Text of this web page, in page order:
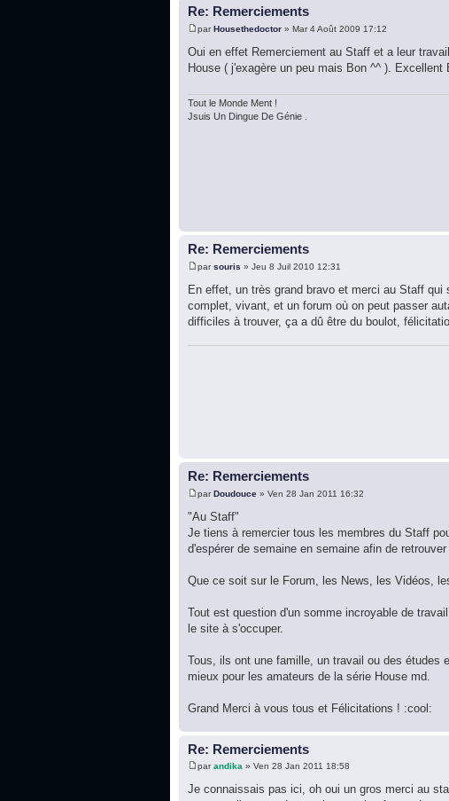
Re: Remerciements
parHousethedoctor » Mar 4 Août 2009 17:12
Oui en effet Remerciement au Staff et a leur
House ( j'exagère un peu mais Bon ^^ ).
Tout le Monde Ment !
Jsuis Un Dingue De Génie .
Re: Remerciements
parsouris » Jeu 8 Juil 2010 12:31
En effet, un très grand bravo et merci au Staff
complet, vivant, et un forum où on peut passer
difficiles à trouver, ça a dû être du boulot,
Re: Remerciements
parDoudouce » Ven 28 Jan 2011 16:32
"Au Staff"
Je tiens à remercier tous les membres du Staff
d'espérer de semaine en semaine afin de retrouver
Que ce soit sur le Forum, les News, les Vidéos,
Tout est question d'un somme incroyable de
le site à s'occuper.
Tous, ils ont une famille, un travail ou des études
mieux pour les amateurs de la série House md.
Grand Merci à vous tous et Félicitations ! :cool:
Re: Remerciements
parandika » Ven 28 Jan 2011 18:58
Je connaissais pas ici, oh oui un gros merci au